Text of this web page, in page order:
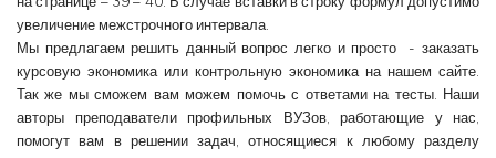
увеличение межстрочного интервала.
Мы предлагаем решить данный вопрос легко и просто - заказать
курсовую экономика или контрольную экономика на нашем сайте.
Так же мы сможем вам можем помочь с ответами на тесты. Наши
авторы преподаватели профильных ВУЗов, работающие у нас,
помогут вам в решении задач, относящиеся к любому разделу